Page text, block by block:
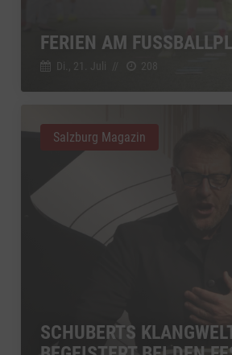
FERIEN AM
Di., 21. Juli 208
SCHUBERTS
Salzburg Magazin